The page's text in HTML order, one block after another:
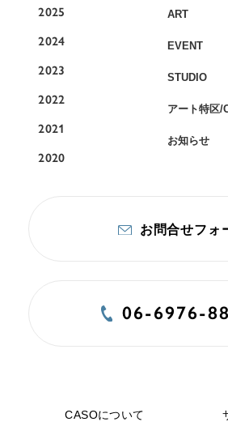
2025
2024
2023
2022
2021
2020
ART
EVENT
STUDIO
アート特区/
お知らせ
お問合せフォ
06-6976-
CASOについて